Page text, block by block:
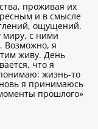
проживая их
и в смысле
ощущений.
миру, с ними
Возможно, я
живу. День
что я
жизнь-то
я принимаюсь
прошлого»